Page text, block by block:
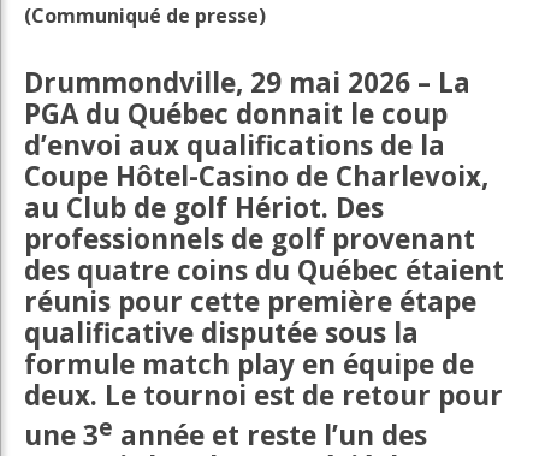
(Communiqué de presse)
Drummondville, 29 mai 2026 – La
PGA du Québec donnait le coup
d’envoi aux qualifications de la
Coupe Hôtel-Casino de Charlevoix,
au Club de golf Hériot. Des
professionnels de golf provenant
des quatre coins du Québec étaient
réunis pour cette première étape
qualificative disputée sous la
formule match play en équipe de
deux. Le tournoi est de retour pour
une 3e année et reste l’un des